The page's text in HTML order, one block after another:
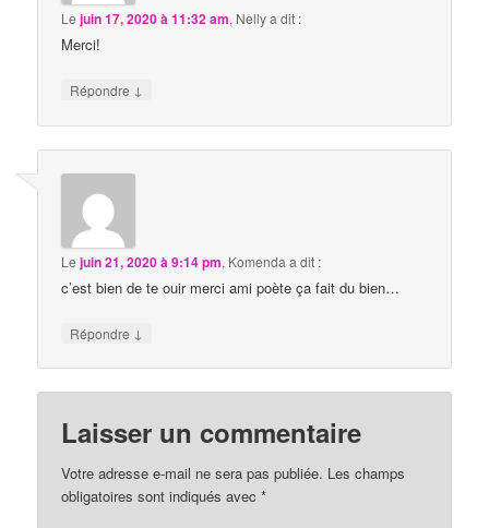
Lejuin 17, 2020 à 11:32 am, Nellya dit :
Merci!
Répondre ↓
Lejuin 21, 2020 à 9:14 pm, Komenda a dit :
c’est bien de te ouir merci ami poète ça fait du bien…
Répondre ↓
Laisser un commentaire
Votre adresse e-mail ne sera pas publiée. Les champs
obligatoires sont indiqués avec*